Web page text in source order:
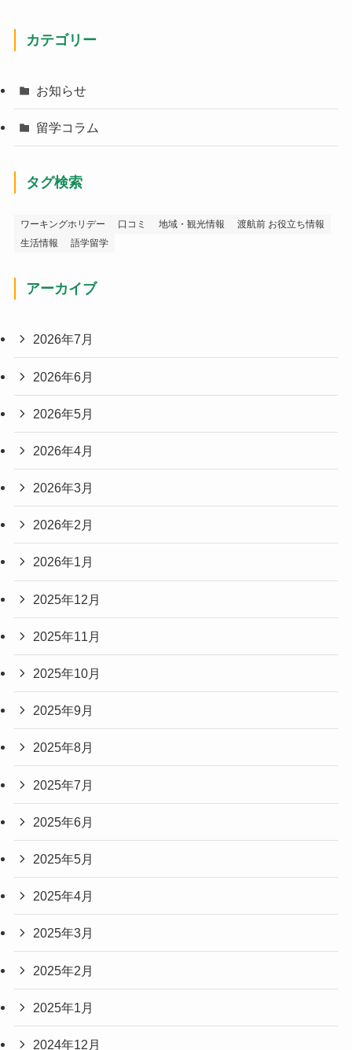
カテゴリー
お知らせ
留学コラム
タグ検索
ワーキングホリデー 口コミ 地域・観光情報
渡航前 お役立ち情報
生活情報
語学留学
アーカイブ
2026年7月
2026年6月
2026年5月
2026年4月
2026年3月
2026年2月
2026年1月
2025年12月
2025年11月
2025年10月
2025年9月
2025年8月
2025年7月
2025年6月
2025年5月
2025年4月
2025年3月
2025年2月
2025年1月
2024年12月